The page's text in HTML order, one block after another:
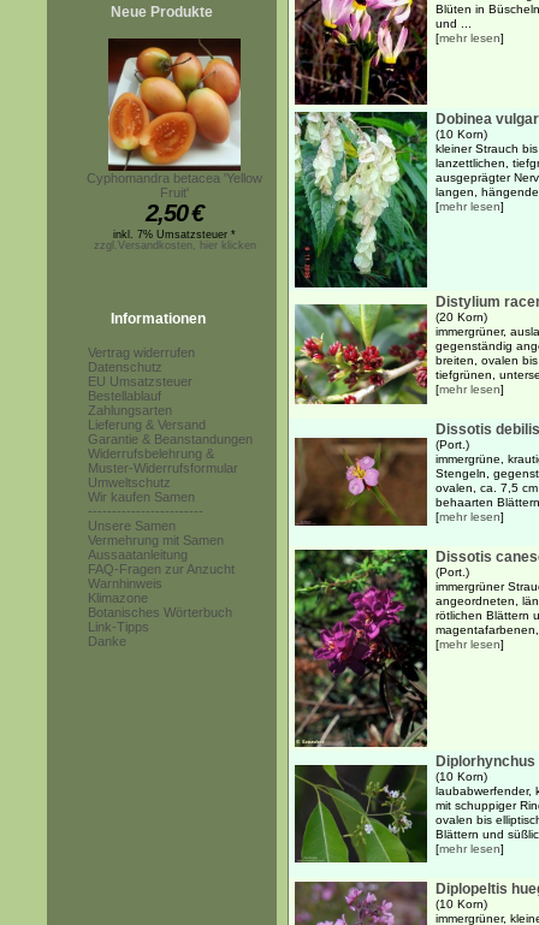
Neue Produkte
Cyphomandra betacea 'Yellow
Fruit'
2,50€
inkl. 7% Umsatzsteuer *
zzgl.Versandkosten, hier klicken
Informationen
Vertrag widerrufen
Datenschutz
EU Umsatzsteuer
Bestellablauf
Zahlungsarten
Lieferung & Versand
Garantie & Beanstandungen
Widerrufsbelehrung &
Muster-Widerrufsformular
Umweltschutz
Wir kaufen Samen
------------------------
Unsere Samen
Vermehrung mit Samen
Aussaatanleitung
FAQ-Fragen zur Anzucht
Warnhinweis
Klimazone
Botanisches Wörterbuch
Link-Tipps
Danke
Blüten in
und ...
[mehr lesen]
Dobinea
(10 Korn)
kleiner Strauch
lanzettlichen,
ausgeprägter
langen,
[mehr lesen]
Distylium
(20 Korn)
immergrüner,
gegenständig
breiten, ovalen
tiefgrünen,
[mehr lesen]
Dissotis debilis
(Port.)
immergrüne,
Stengeln,
ovalen, ca. 7,5
behaarten
[mehr lesen]
Dissotis
(Port.)
immergrüner
angeordneten,
rötlichen Blättern
[mehr lesen]
(10 Korn)
laubabwerfender,
mit schuppiger
ovalen bis
Blättern und
[mehr lesen]
Diplopeltis
(10 Korn)
immergrüner,